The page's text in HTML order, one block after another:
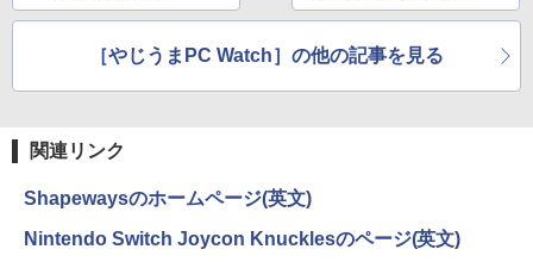
サ
［やじうまPC Watch］の他の記事を見る
関連リンク
Shapewaysのホームページ(英文)
Nintendo Switch Joycon Knucklesのページ(英文)